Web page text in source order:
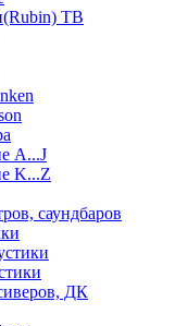
ТВ
A...J
K...Z
саундбаров
ДК